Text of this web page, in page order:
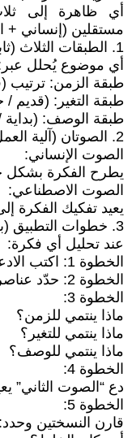
أي ظاهرة إلى
مستقلين (إنساني +
1. الطبقات الثلاث (ثابتة)
أي موضوع يُحلل
طبقة الزمن: ترتيب
طبقة التغير: (قديم /
طبقة الوصف: (بداية
2. الصوتان (آلية العمل)
الصوت الإنساني:
يطرح الفكرة
الصوت الاصطناعي:
يعيد تفكيك الفكرة
3. خطوات التطبيق (بروتوكول واضح)
عند تحليل أي فكرة:
الخطوة 1: اكتب الادعاء الأساسي
الخطوة 2: حدّد عناصره ضمن الطبقات الثلاث
الخطوة 3:
ماذا ينتمي للزمن؟
ماذا ينتمي للتغير؟
ماذا ينتمي للوصف؟
الخطوة 4:
دع “الصوت الثاني”
الخطوة 5:
قارن النسختين وحدد: